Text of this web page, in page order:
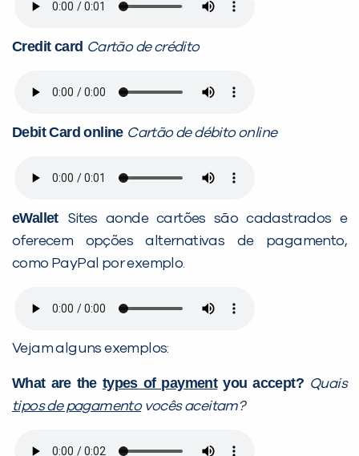
Credit card Cartão de crédito
Debit Card online Cartão de débito online
eWallet
Sites aonde cartões são cadastrados e
oferecem opções alternativas de pagamento,
como PayPal por exemplo.
Vejam alguns exemplos:
What are the types of paymentyou accept? Quais
tipos de pagamentovocês aceitam?